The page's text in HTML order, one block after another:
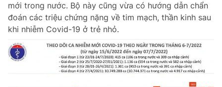
mới trong nước. Bộ này cũng vừa có hướng dẫn chẩn
đoán các triệu chứng nặng về tim mạch, thần kinh sau
khi nhiễm Covid-19 ở trẻ nhỏ.